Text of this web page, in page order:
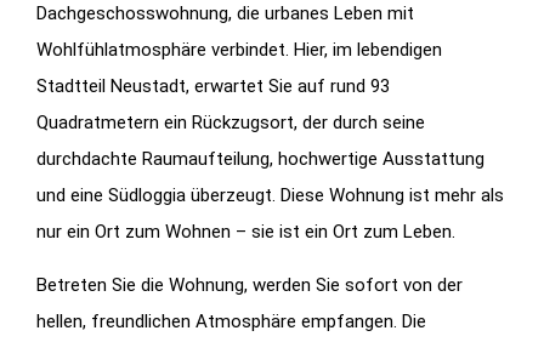
Dachgeschosswohnung, die urbanes Leben mit
Wohlfühlatmosphäre verbindet. Hier, im lebendigen
Stadtteil Neustadt, erwartet Sie auf rund 93
Quadratmetern ein Rückzugsort, der durch seine
durchdachte Raumaufteilung, hochwertige Ausstattung
und eine Südloggia überzeugt. Diese Wohnung ist mehr als
nur ein Ort zum Wohnen – sie ist ein Ort zum Leben.
Betreten Sie die Wohnung, werden Sie sofort von der
hellen, freundlichen Atmosphäre empfangen. Die